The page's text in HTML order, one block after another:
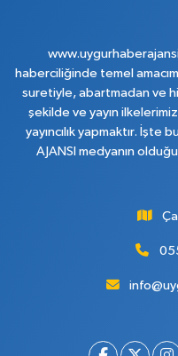
haberciliğinde temel
suretiyle, abartmadan ve
şekilde ve yayın
yayıncılık yapmaktır. İşte
AJANSI medyanın